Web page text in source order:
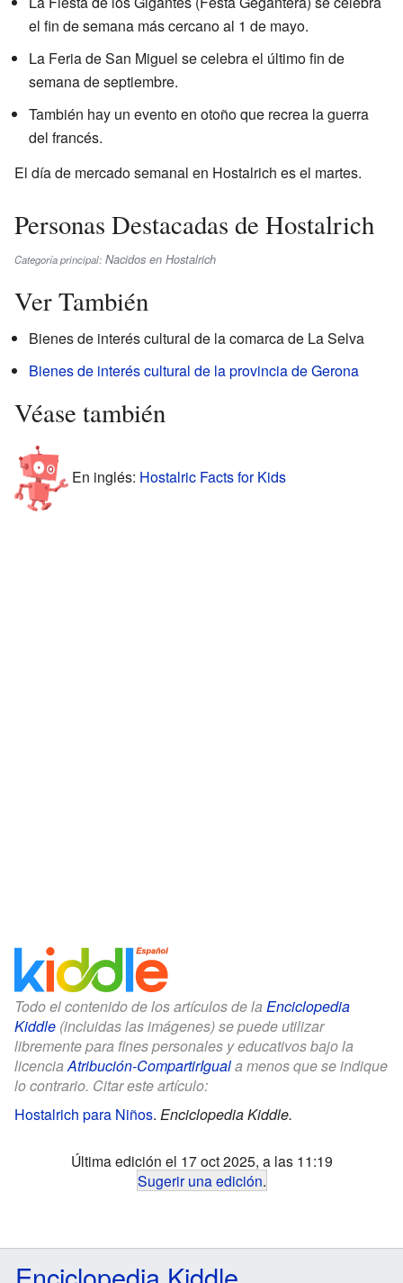
el fin de semana más cercano al 1 de mayo.
La Feria de San Miguel se celebra el último fin de
semana de septiembre.
También hay un evento en otoño que recrea la guerra
del francés.
El día de mercado semanal en Hostalrich es el martes.
Personas Destacadas de Hostalrich
Categoría principal: Nacidos en Hostalrich
Ver También
Bienes de interés cultural de la comarca de La Selva
Bienes de interés cultural de la provincia de Gerona
Véase también
En inglés: Hostalric Facts for Kids
Todo el contenido de los artículos de la Enciclopedia
Kiddle (incluidas las imágenes) se puede utilizar
libremente para fines personales y educativos bajo la
licenciaAtribución-CompartirIguala menos que se indique
lo contrario. Citar este artículo:
Hostalrich para Niños. Enciclopedia Kiddle.
Última edición el 17 oct 2025, a las 11:19
Sugerir una edición.